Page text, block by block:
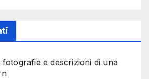
fotografie e descrizioni di una